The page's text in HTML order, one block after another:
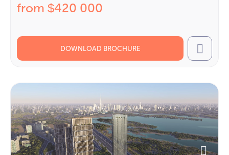
from $420 000
DOWNLOAD BROCHURE Call